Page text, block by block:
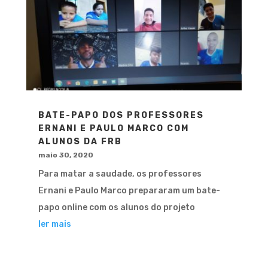
BATE-PAPO DOS PROFESSORES
ERNANI E PAULO MARCO COM
ALUNOS DA FRB
maio 30, 2020
Para matar a saudade, os professores
Ernani e Paulo Marco prepararam um bate-
papo online com os alunos do projeto
ler mais